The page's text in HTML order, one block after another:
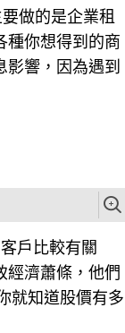
做的是企業租
種你想得到的商
響，因為遇到
戶比較有關
經濟蕭條，他們
就知道股價有多